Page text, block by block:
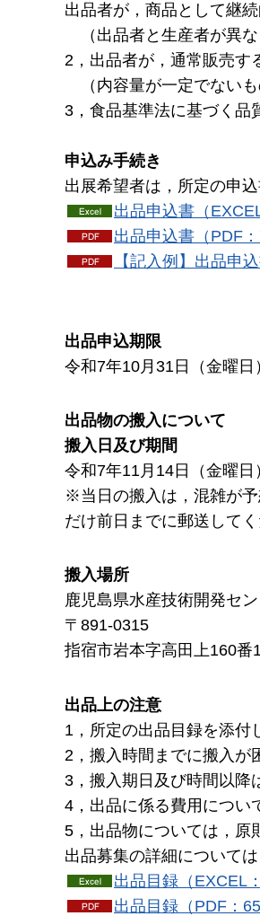
出品者が，商品として継
（出品者と生産者が異な
2，出品者が，通常販売す
（内容量が一定でないも
3，食品基準法に基づく品
申込み手続き
出展希望者は，所定の申
出品申込書（
出品申込書（PDF：
【記入例】出品申
出品申込期限
令和7年10月31日（金曜日
出品物の搬入について
搬入日及び期間
令和7年11月14日（金曜
※当日の搬入は，混雑が
だけ前日までに郵送してく
搬入場所
鹿児島県水産技術開発セ
〒891-0315
指宿市岩本字高田上160番
出品上の注意
1，所定の出品目録を添付
2，搬入時間までに搬入が
3，搬入期日及び時間以降
4，出品に係る費用につい
5，出品物については，原
出品募集の詳細について
出品目録（EXCEL
出品目録（PDF：